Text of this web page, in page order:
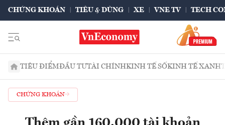
CHỨNG KHOÁN TIÊU & DÙNG XE VNE TV TECH
TIÊU ĐIỂMĐẦU TƯTÀI CHÍNHKINH TẾ SỐKINH TẾ XANH
CHỨNG KHOÁN